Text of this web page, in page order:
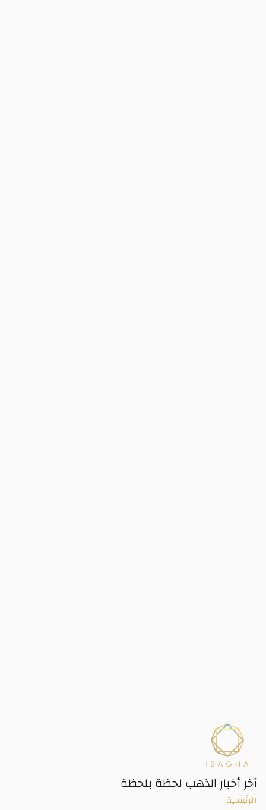
آخر أخبار الذهب لحظة بلحظة
الرئيسية